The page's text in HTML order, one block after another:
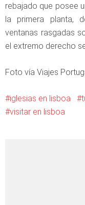
rebajado que posee
la primera planta,
ventanas rasgadas
el extremo derecho
Foto vía Viajes
iglesias en lisboa
visitar en lisboa